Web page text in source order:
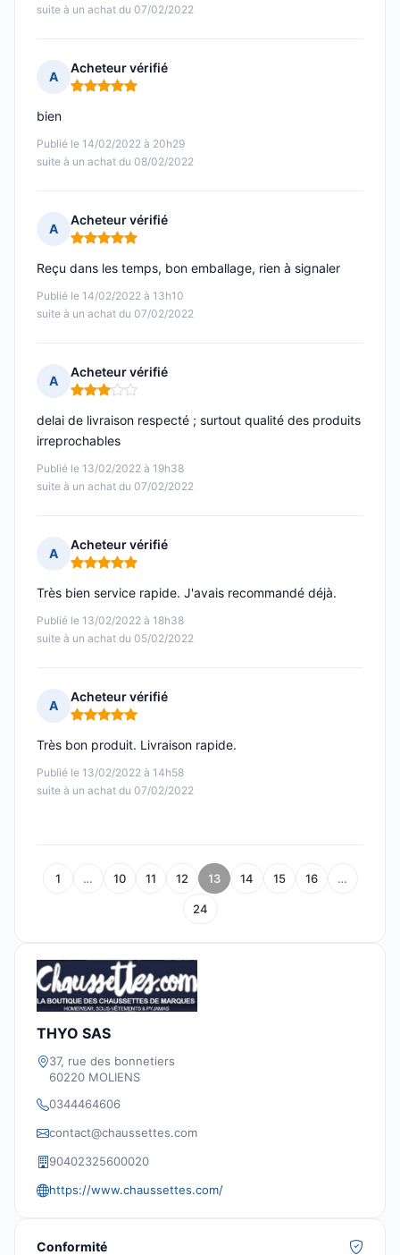
suite à un achat du 07/02/2022
A
Acheteur vérifié
Note : 5 sur 5
Publié le 14/02/2022 à 20h29
suite à un achat du 08/02/2022
bien
A
Acheteur vérifié
Note : 5 sur 5
Publié le 14/02/2022 à 13h10
suite à un achat du 07/02/2022
Reçu dans les temps, bon emballage, rien à signaler
A
Acheteur vérifié
Note : 3 sur 5
Publié le 13/02/2022 à 19h38
suite à un achat du 07/02/2022
delai de livraison respecté ; surtout qualité des produits
irreprochables
A
Acheteur vérifié
Note : 5 sur 5
Publié le 13/02/2022 à 18h38
suite à un achat du 05/02/2022
Très bien service rapide. J'avais recommandé déjà.
A
Acheteur vérifié
Note : 5 sur 5
Publié le 13/02/2022 à 14h58
suite à un achat du 07/02/2022
Très bon produit. Livraison rapide.
1 … 10 11 12 13 14 15 16 …
24
THYO SAS
37, rue des bonnetiers
60220 MOLIENS
0344464606
contact@chaussettes.com
90402325600020
https://www.chaussettes.com/
Conformité